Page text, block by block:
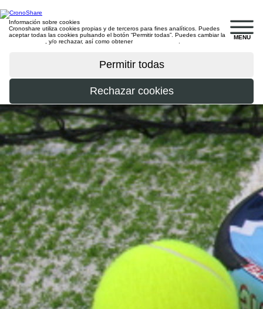
MENU
Información sobre cookies
Cronoshare utiliza cookies propias y de terceros para fines analíticos. Puedes
aceptar todas las cookies pulsando el botón “Permitir todas”. Puedes cambiar la
, y/o rechazar, así como obtener